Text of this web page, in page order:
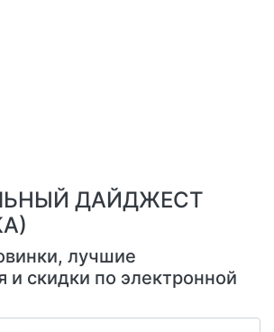
ДАЙДЖЕСТ
лучшие
и скидки по электронной